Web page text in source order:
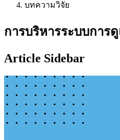
บทความวิจัย
การบริหารระบบการ
Article Sidebar